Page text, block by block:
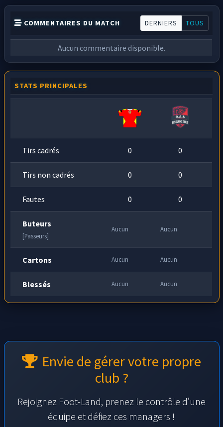
COMMENTAIRES DU MATCH DERNIERS TOUS
Aucun commentaire disponible.
STATS PRINCIPALES
Tirs cadrés 0 0
Tirs non cadrés 0 0
Fautes 0 0
Buteurs
[Passeurs]
Aucun Aucun
Cartons Aucun Aucun
Blessés Aucun Aucun
Envie de gérer votre propre
club ?
Rejoignez Foot-Land, prenez le contrôle d’une
équipe et défiez ces managers !